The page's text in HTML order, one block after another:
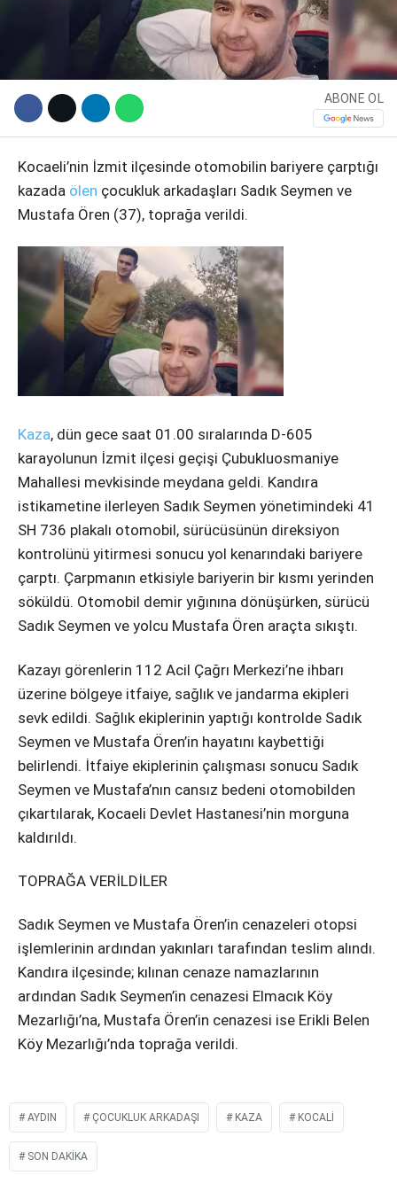
Facebook
Youtube
ABONE OL
Kocaeli’nin İzmit ilçesinde otomobilin bariyere çarptığı
kazada ölen çocukluk arkadaşları Sadık Seymen ve
Mustafa Ören (37), toprağa verildi.
Kaza, dün gece saat 01.00 sıralarında D-605
karayolunun İzmit ilçesi geçişi Çubukluosmaniye
Mahallesi mevkisinde meydana geldi. Kandıra
istikametine ilerleyen Sadık Seymen yönetimindeki 41
SH 736 plakalı otomobil, sürücüsünün direksiyon
kontrolünü yitirmesi sonucu yol kenarındaki bariyere
çarptı. Çarpmanın etkisiyle bariyerin bir kısmı yerinden
söküldü. Otomobil demir yığınına dönüşürken, sürücü
Sadık Seymen ve yolcu Mustafa Ören araçta sıkıştı.
Kazayı görenlerin 112 Acil Çağrı Merkezi’ne ihbarı
üzerine bölgeye itfaiye, sağlık ve jandarma ekipleri
sevk edildi. Sağlık ekiplerinin yaptığı kontrolde Sadık
Seymen ve Mustafa Ören’in hayatını kaybettiği
belirlendi. İtfaiye ekiplerinin çalışması sonucu Sadık
Seymen ve Mustafa’nın cansız bedeni otomobilden
çıkartılarak, Kocaeli Devlet Hastanesi’nin morguna
kaldırıldı.
TOPRAĞA VERİLDİLER
Sadık Seymen ve Mustafa Ören’in cenazeleri otopsi
işlemlerinin ardından yakınları tarafından teslim alındı.
Kandıra ilçesinde; kılınan cenaze namazlarının
ardından Sadık Seymen’in cenazesi Elmacık Köy
Mezarlığı’na, Mustafa Ören’in cenazesi ise Erikli Belen
Köy Mezarlığı’nda toprağa verildi.
AYDIN ÇOCUKLUK ARKADAŞI KAZA KOCALI
SON DAKIKA